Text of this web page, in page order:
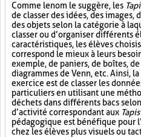
Comme le nom le suggère, les
de classer des idées, des images,
des objets selon la catégorie à
classer ou d’organiser différents
caractéristiques, les élèves
correspond le mieux à leurs
exemple, de paniers, de boîtes,
diagrammes de Venn, etc. Ainsi,
exercice est de classer les
particuliers en utilisant une
déchets dans différents bacs
d’activité correspondant aux
pédagogique est bénéfique pour
chez les élèves plus visuels ou